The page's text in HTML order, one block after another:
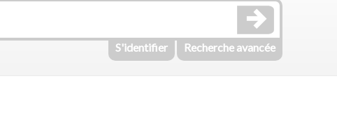
S'identifier Recherche avancée